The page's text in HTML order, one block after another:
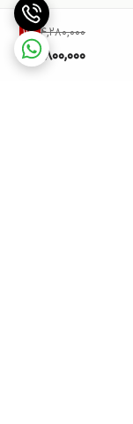
4,280,000
11%
3,800,000